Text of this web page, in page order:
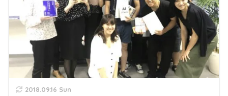
2018.09.16 Sun